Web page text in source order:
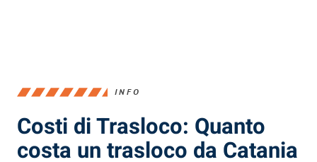
INFO
Costi di Trasloco: Quanto
costa un trasloco da Catania